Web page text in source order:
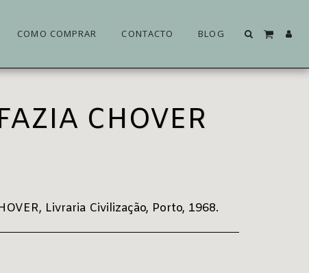
COMO COMPRAR CONTACTO BLOG
CHOVER
Livraria Civilização, Porto, 1968.